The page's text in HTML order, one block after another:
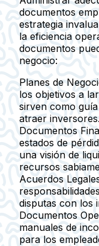
documentos
estrategia
la eficiencia
documentos
negocio:
Planes de
los objetivos a
sirven como
atraer inversores.
Documentos
estados de
una visión de
recursos
Acuerdos
disputas con los
Documentos
manuales de
para los